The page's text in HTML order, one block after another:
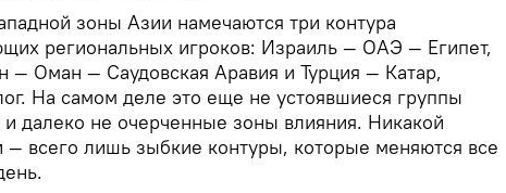
зоны Азии намечаются три контура
региональных игроков: Израиль — ОАЭ — Египет,
— Оман — Саудовская Аравия и Турция — Катар,
На самом деле это еще не устоявшиеся группы
и далеко не очерченные зоны влияния. Никакой
— всего лишь зыбкие контуры, которые меняются все